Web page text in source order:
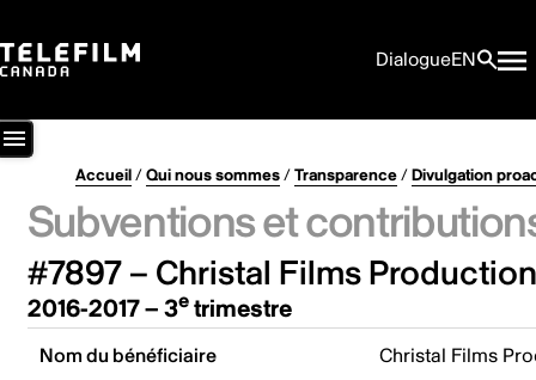
DialogueEN
Accueil/Qui nous sommes/Transparence/Divulgation
Subventions et
#7897 – Christal Films
2016-2017 – 3etrimestre
Nom du bénéficiaire Christal Films